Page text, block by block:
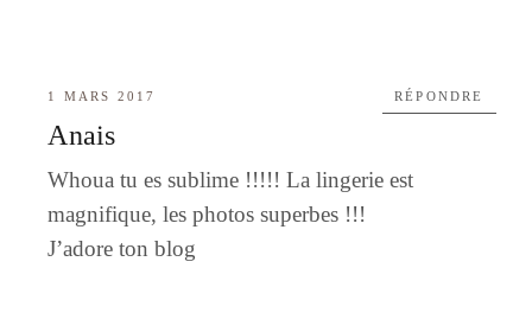
1 MARS 2017
Anais
Whoua tu es sublime !!!!! La lingerie est
magnifique, les photos superbes !!!
J’adore ton blog
RÉPONDRE